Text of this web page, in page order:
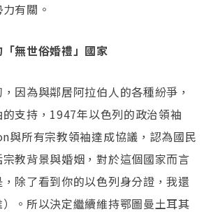
有關。
無世俗婚禮」國家
因為與鄰居阿拉伯人的各種紛爭，
支持，1947年以色列的政治領袖
與所有宗教領袖達成協議，認為國民
教背景與婚姻，對於這個國家而言
除了看到你的以色列身分證，我還
。所以決定繼續維持鄂圖曼土耳其